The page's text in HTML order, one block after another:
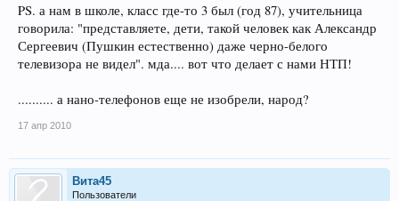
PS. а нам в школе, класс где-то 3 был (год 87), учительница
говорила: "представляете, дети, такой человек как Александр
Сергеевич (Пушкин естественно) даже черно-белого
телевизора не видел". мда.... вот что делает с нами НТП!
.......... а нано-телефонов еще не изобрели, народ?
17 апр 2010
Вита45
Пользователи